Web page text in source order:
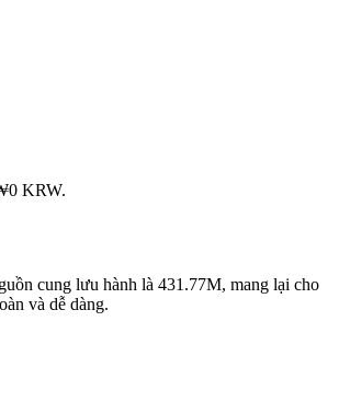
KRW.
cung lưu hành là 431.77M, mang lại cho
và dễ dàng.